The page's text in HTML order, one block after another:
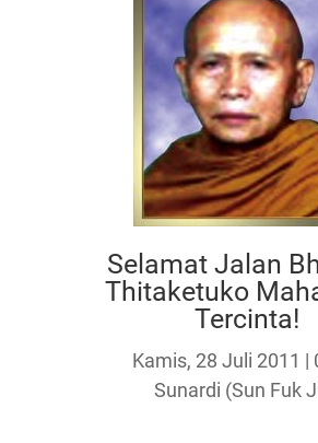
Selamat Jalan
Thitaketuko
Tercinta!
Kamis, 28 Juli 2011 |
Sunardi (Sun Fuk